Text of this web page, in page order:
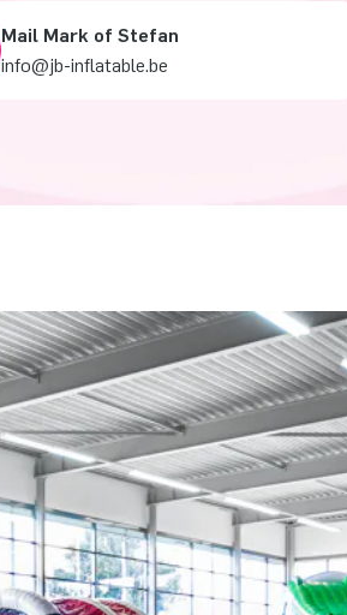
Mail Mark of Stefan
info@jb-inflatable.be